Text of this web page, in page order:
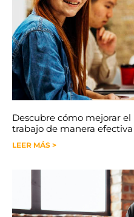
Descubre cómo mejorar
trabajo de manera efectiva
LEER MÁS >